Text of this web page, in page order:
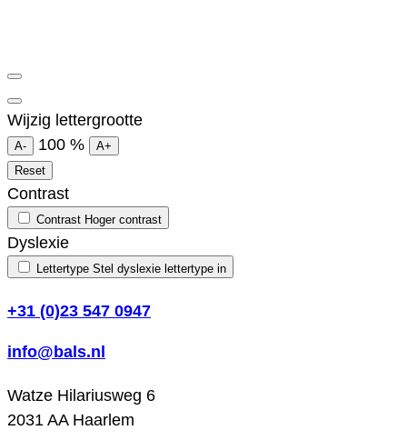
Wijzig lettergrootte
A- 100 %
A+
Reset
Contrast
Contrast Hoger contrast
Dyslexie
Lettertype Stel dyslexie lettertype in
+31 (0)23 547 0947
info@bals.nl
Watze Hilariusweg 6
2031 AA Haarlem